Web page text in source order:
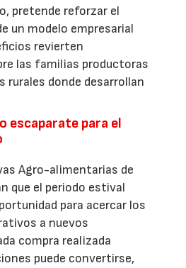
pretende reforzar el
un modelo empresarial
revierten
las familias productoras
rurales donde desarrollan
escaparate para el
Agro-alimentarias de
que el periodo estival
para acercar los
a nuevos
compra realizada
puede convertirse,